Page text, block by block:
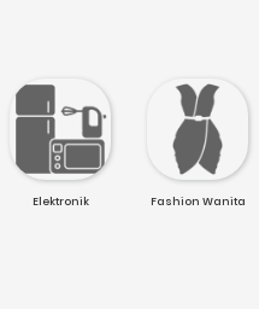
Elektronik Fashion Wanita